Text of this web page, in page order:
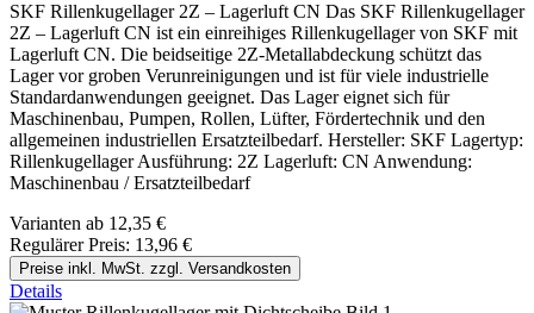
SKF Rillenkugellager 2Z – Lagerluft CN Das SKF Rillenkugellager
2Z – Lagerluft CN ist ein einreihiges Rillenkugellager von SKF mit
Lagerluft CN. Die beidseitige 2Z-Metallabdeckung schützt das
Lager vor groben Verunreinigungen und ist für viele industrielle
Standardanwendungen geeignet. Das Lager eignet sich für
Maschinenbau, Pumpen, Rollen, Lüfter, Fördertechnik und den
allgemeinen industriellen Ersatzteilbedarf. Hersteller: SKF Lagertyp:
Rillenkugellager Ausführung: 2Z Lagerluft: CN Anwendung:
Maschinenbau / Ersatzteilbedarf
Varianten ab 12,35 €
Regulärer Preis: 13,96 €
Preise inkl. MwSt. zzgl. Versandkosten
Details